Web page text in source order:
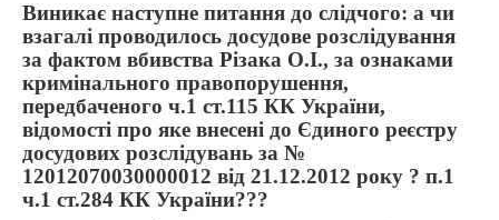
Виникає наступне питання до слідчого: а чи
взагалі проводилось досудове розслідування
за фактом вбивства Різака О.І., за ознаками
кримінального правопорушення,
передбаченого ч.1 ст.115 КК України,
відомості про яке внесені до Єдиного реєстру
досудових розслідувань за №
12012070030000012 від 21.12.2012 року ? п.1
ч.1 ст.284 КК України???